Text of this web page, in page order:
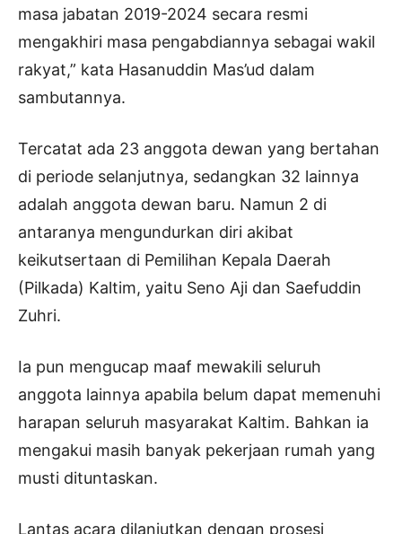
masa jabatan 2019-2024 secara resmi
mengakhiri masa pengabdiannya sebagai wakil
rakyat,” kata Hasanuddin Mas’ud dalam
sambutannya.
Tercatat ada 23 anggota dewan yang bertahan
di periode selanjutnya, sedangkan 32 lainnya
adalah anggota dewan baru. Namun 2 di
antaranya mengundurkan diri akibat
keikutsertaan di Pemilihan Kepala Daerah
(Pilkada) Kaltim, yaitu Seno Aji dan Saefuddin
Zuhri.
Ia pun mengucap maaf mewakili seluruh
anggota lainnya apabila belum dapat memenuhi
harapan seluruh masyarakat Kaltim. Bahkan ia
mengakui masih banyak pekerjaan rumah yang
musti dituntaskan.
Lantas acara dilanjutkan dengan prosesi